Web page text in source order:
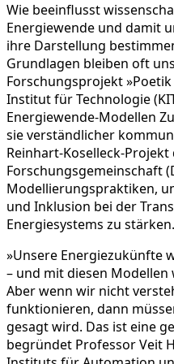
Wie beeinflusst
Energiewende und damit
ihre Darstellung
Grundlagen bleiben oft
Forschungsprojekt
Institut für Technologie
Energiewende-Modellen
sie verständlicher
Reinhart-Koselleck-
Forschungsgemeinschaft
Modellierungspraktiken,
und Inklusion bei der
Energiesystems zu stärken.
»Unsere Energiezukünfte
– und mit diesen
Aber wenn wir nicht
funktionieren, dann
gesagt wird. Das ist eine
begründet Professor Veit